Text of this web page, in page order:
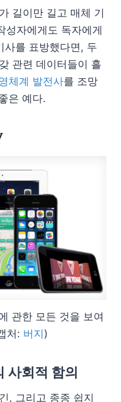
길이만 길고 매체 기
성자에게도 독자에게
사를 표방했다면, 두
관련 데이터들이 흘
체계 발전사를 조망
은 예다.
관한 모든 것을 보여
처: 버지 )
사회적 함의
, 그리고 종종 쉽지